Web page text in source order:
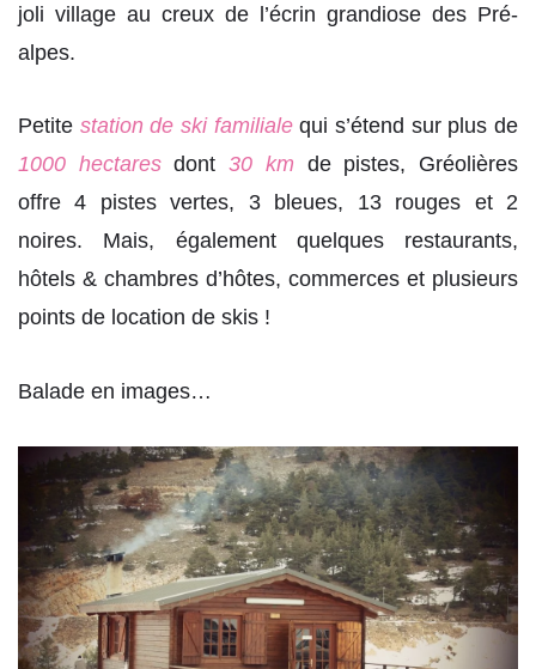
joli village au creux de l’écrin grandiose des Pré-
alpes.
Petite station de ski familialequi s’étend sur plus de
1000 hectaresdont30 km de pistes, Gréolières
offre 4 pistes vertes, 3 bleues, 13 rouges et 2
noires. Mais, également quelques restaurants,
hôtels & chambres d’hôtes, commerces et plusieurs
points de location de skis !
Balade en images…